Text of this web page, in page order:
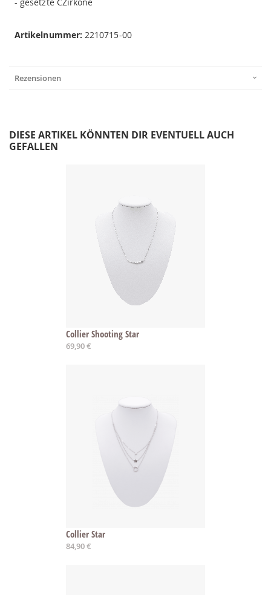
Artikelnummer:2210715-00
Rezensionen
DIESE ARTIKEL KÖNNTEN DIR EVENTUELL AUCH
GEFALLEN
Collier Shooting Star
69,90 €
Collier Star
84,90 €